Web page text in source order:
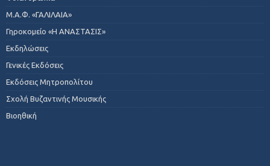
Μ.Α.Φ. «ΓΑΛΙΛΑΙΑ»
Γηροκομείο «Η ΑΝΑΣΤΑΣΙΣ»
Εκδηλώσεις
Γενικές Εκδόσεις
Εκδόσεις Μητροπολίτου
Σχολή Βυζαντινής Μουσικής
Βιοηθική